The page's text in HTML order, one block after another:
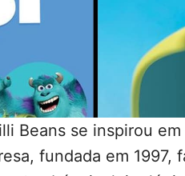
Beans se inspirou
fundada em 1997,